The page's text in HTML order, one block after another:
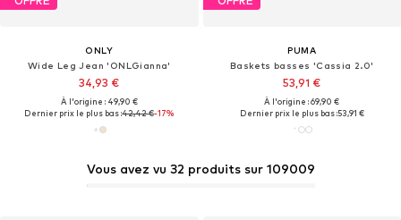
ONLY
Wide Leg Jean 'ONLGianna'
34,93 €
À l'origine : 49,90 €
Dernier prix le plus bas :42,42 €-17%
PUMA
Baskets basses 'Cassia 2.0'
53,91 €
À l'origine : 69,90 €
Dernier prix le plus bas :53,91 €
Vous avez vu 32 produits sur 109009